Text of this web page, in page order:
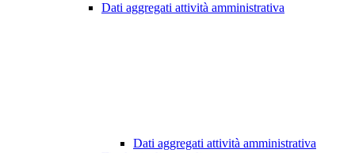
Dati aggregati attività amministrativa
Dati aggregati attività amministrativa